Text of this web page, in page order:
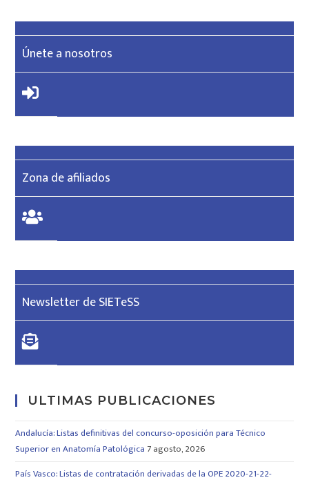
Únete a nosotros
Zona de afiliados
Newsletter de SIETeSS
ULTIMAS PUBLICACIONES
Andalucía: Listas definitivas del concurso-oposición para Técnico
Superior en Anatomía Patológica 7 agosto, 2026
País Vasco: Listas de contratación derivadas de la OPE 2020-21-22-